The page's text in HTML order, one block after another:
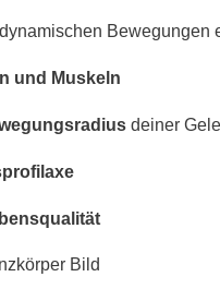
Bewegungen
und Muskeln
deiner